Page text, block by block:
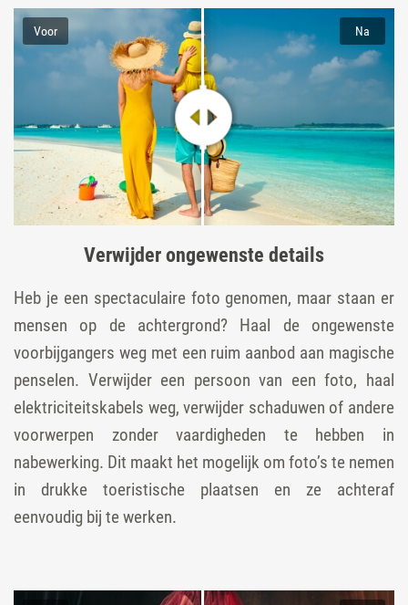
Verwijder ongewenste details
Heb je een spectaculaire foto genomen, maar staan er
mensen op de achtergrond? Haal de ongewenste
voorbijgangers weg met een ruim aanbod aan magische
penselen. Verwijder een persoon van een foto, haal
elektriciteitskabels weg, verwijder schaduwen of andere
voorwerpen zonder vaardigheden te hebben in
nabewerking. Dit maakt het mogelijk om foto’s te nemen
in drukke toeristische plaatsen en ze achteraf
eenvoudig bij te werken.
Voor Na